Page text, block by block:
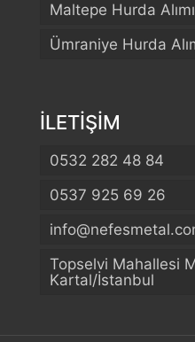
Maltepe Hurda Alımı
Ümraniye Hurda
İLETİŞİM
0532 282 48 84
0537 925 69 26
Topselvi Mahallesi
Kartal/İstanbul